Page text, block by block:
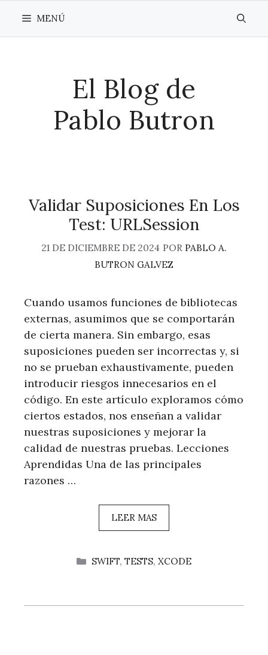
contenido
MENÚ
El Blog de
Pablo Butron
Validar Suposiciones En Los
Test: URLSession
21 DE DICIEMBRE DE 2024 POR PABLO A.
BUTRON GALVEZ
Cuando usamos funciones de bibliotecas
externas, asumimos que se comportarán
de cierta manera. Sin embargo, esas
suposiciones pueden ser incorrectas y, si
no se prueban exhaustivamente, pueden
introducir riesgos innecesarios en el
código. En este artículo exploramos cómo
ciertos estados, nos enseñan a validar
nuestras suposiciones y mejorar la
calidad de nuestras pruebas. Lecciones
Aprendidas Una de las principales
razones …
LEER MAS
CATEGORÍAS
SWIFT, TESTS, XCODE